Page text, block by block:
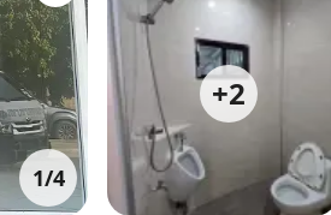
1/4
+2